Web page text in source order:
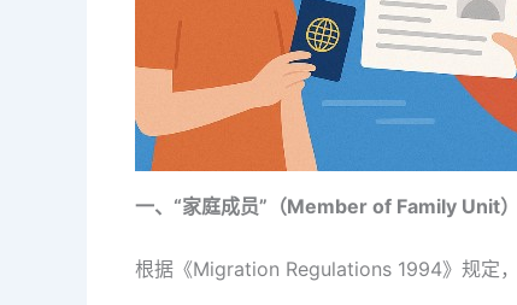
一、“家庭成员”（Member of Family Unit
根据《Migration Regulations 1994》规定，